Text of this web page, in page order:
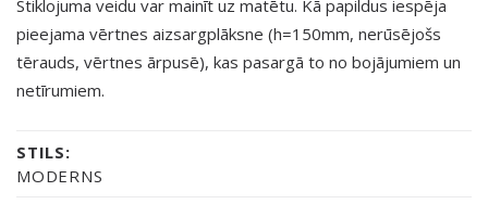
Stiklojuma veidu var mainīt uz matētu. Kā papildus iespēja
pieejama vērtnes aizsargplāksne (h=150mm, nerūsējošs
tērauds, vērtnes ārpusē), kas pasargā to no bojājumiem un
netīrumiem.
STILS:
MODERNS